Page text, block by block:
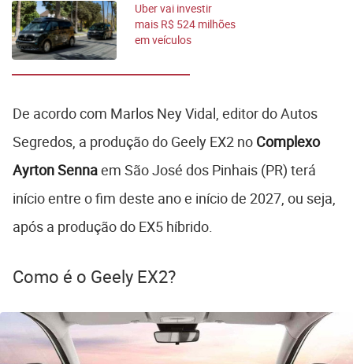
Uber vai investir
mais R$ 524 milhões
em veículos
De acordo com Marlos Ney Vidal, editor do Autos
Segredos, a produção do Geely EX2 no Complexo
Ayrton Sennaem São José dos Pinhais (PR) terá
início entre o fim deste ano e início de 2027, ou seja,
após a produção do EX5 híbrido.
Como é o Geely EX2?